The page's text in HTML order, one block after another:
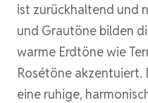
ist zurückhaltend und
und Grautöne bilden
warme Erdtöne wie
Rosétöne akzentuiert.
eine ruhige,